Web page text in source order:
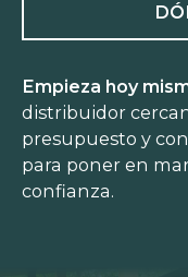
Empieza hoy
distribuidor
presupuesto y
para poner en
confianza.